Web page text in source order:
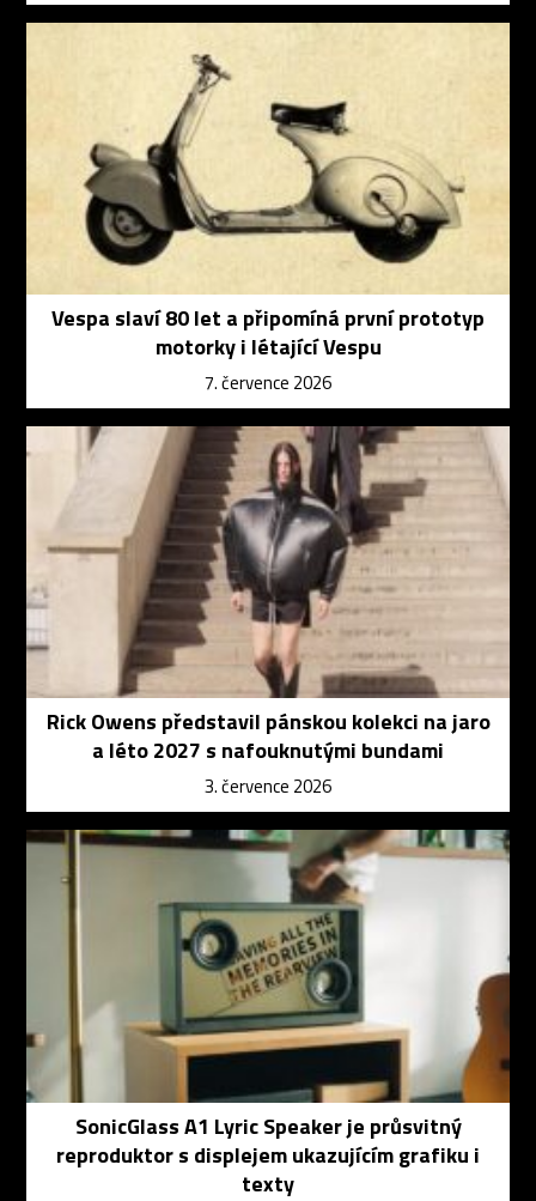
Vespa slaví 80 let a připomíná první prototyp
motorky i létající Vespu
7. července 2026
Rick Owens představil pánskou kolekci na jaro
a léto 2027 s nafouknutými bundami
3. července 2026
SonicGlass A1 Lyric Speaker je průsvitný
reproduktor s displejem ukazujícím grafiku i
texty